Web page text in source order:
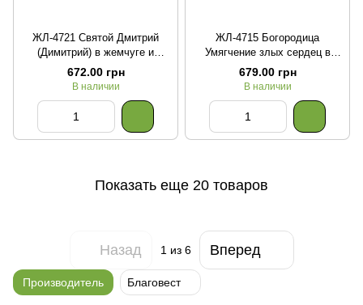
ЖЛ-4721 Святой Дмитрий
(Димитрий) в жемчуге и
кристаллах (21*25 см), набор
для вышивки бисером иконы
672.00 грн
В наличии
ЖЛ-4715 Богородица
Умягчение злых сердец в
жемчуге и кристаллах (21*25
см), набор для вышивки
679.00 грн
В наличии
Показать еще 20 товаров
Назад 1из 6 Вперед
Производитель Благовест